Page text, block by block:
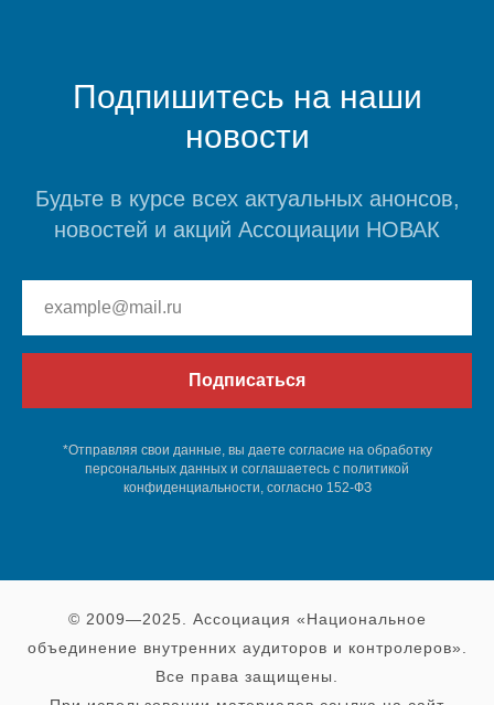
Подпишитесь на наши
новости
Будьте в курсе всех актуальных анонсов,
новостей и акций Ассоциации НОВАК
Подписаться
*Отправляя свои данные, вы даете согласие на обработку
персональных данных и соглашаетесь c политикой
конфиденциальности, согласно 152-ФЗ
© 2009—2025. Ассоциация «Национальное
объединение внутренних аудиторов и контролеров».
Все права защищены.